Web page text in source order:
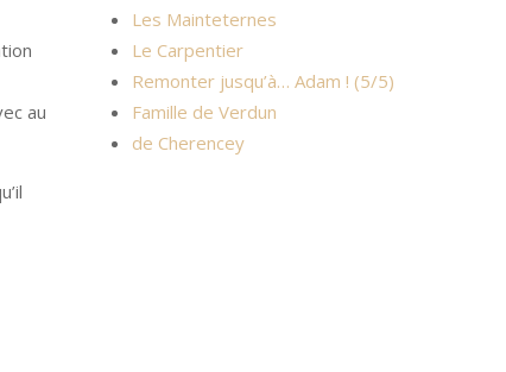
au
Les Mainteternes
Le Carpentier
Remonter jusqu’à… Adam ! (5/5)
Famille de Verdun
de Cherencey